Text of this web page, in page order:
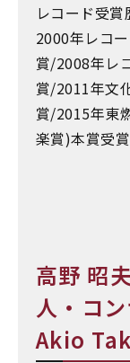
レコード受
2000年レコ
賞/2008年レ
賞/2011年文
賞/2015年東
楽賞)本賞受賞
高野 昭
人・コ
Akio